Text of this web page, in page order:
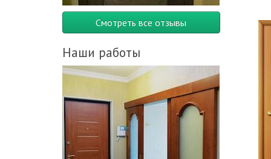
Смотреть все отзывы
Наши работы